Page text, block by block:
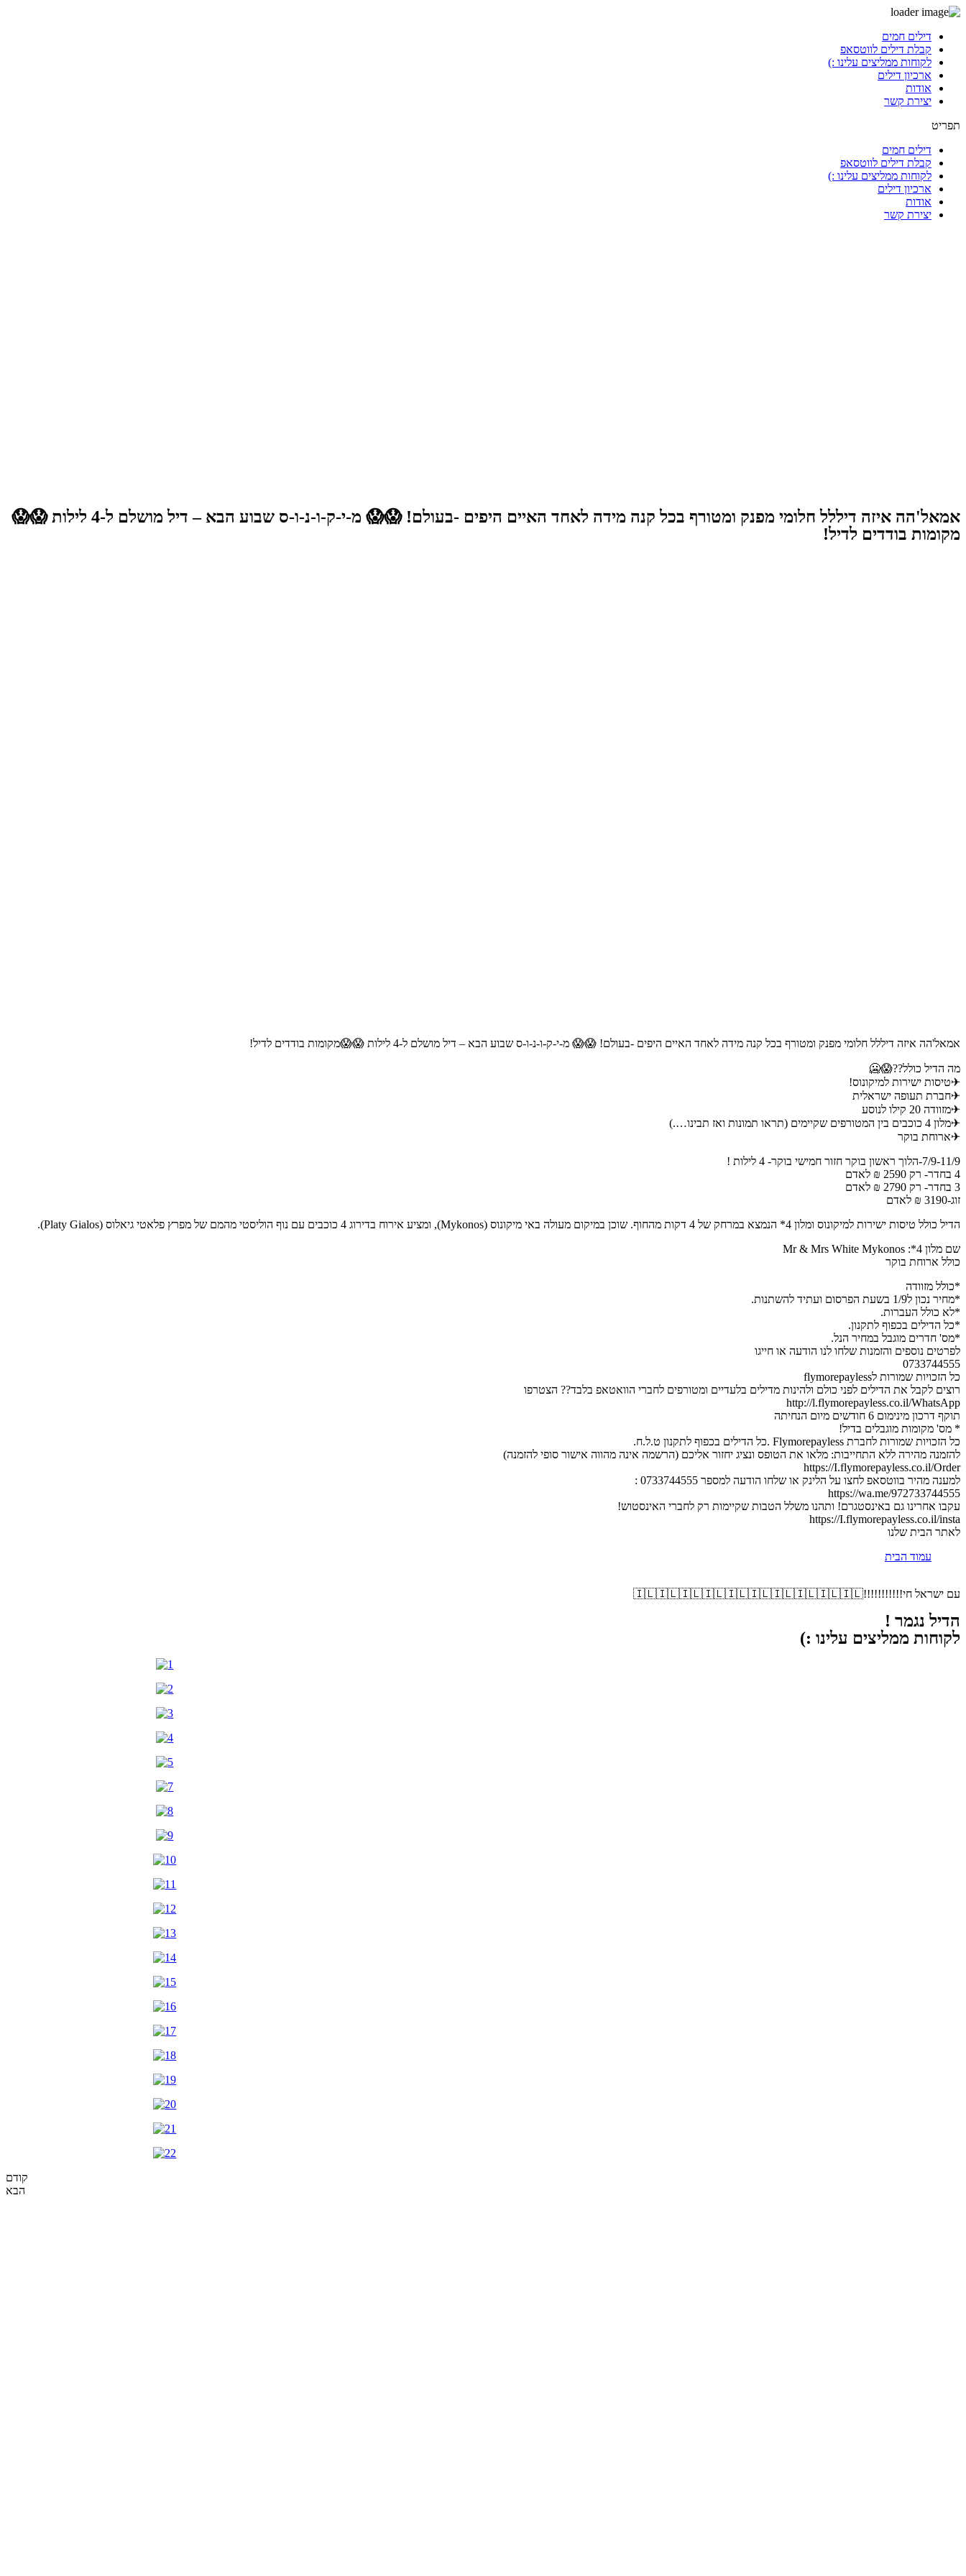
לתוכן
דילים חמים
קבלת דילים לווטסאפ
לקוחות ממליצים עלינו :)
ארכיון דילים
אודות
יצירת קשר
תפריט
דילים חמים
קבלת דילים לווטסאפ
לקוחות ממליצים עלינו :)
ארכיון דילים
אודות
יצירת קשר
אמאל'הה איזה דיללל חלומי מפנק ומטורף בכל קנה מידה לאחד האיים היפים -בעולם! 😱😱 מ-י-ק-ו-נ-ו-ס שבוע הבא – דיל מושלם ל-4 לילות 😱😱
מקומות בודדים לדיל!
אמאל'הה איזה דיללל חלומי מפנק ומטורף בכל קנה מידה לאחד האיים היפים -בעולם! 😱😱 מ-י-ק-ו-נ-ו-ס שבוע הבא – דיל מושלם ל-4 לילות 😱😱מקומות בודדים לדיל!
מה הדיל כולל??😱🥶
✈טיסות ישירות למיקונוס!
✈חברת תעופה ישראלית
✈מזוודה 20 קילו לנוסע
✈מלון 4 כוכבים בין המטורפים שקיימים (תראו תמונות ואז תבינו….)
✈ארוחת בוקר
7/9-11/9-הלוך ראשון בוקר חזור חמישי בוקר- 4 לילות !
4 בחדר- רק 2590 ₪ לאדם
3 בחדר- רק 2790 ₪ לאדם
זוג-3190 ₪ לאדם
הדיל כולל טיסות ישירות למיקונוס ומלון 4* הנמצא במרחק של 4 דקות מהחוף. שוכן במיקום מעולה באי מיקונוס (Mykonos), ומציע אירוח בדירוג 4 כוכבים עם נוף הוליסטי מהמם של מפרץ פלאטי גיאלוס (Platy Gialos).
שם מלון 4*: Mr & Mrs White Mykonos
כולל ארוחת בוקר
*כולל מזוודה
*מחיר נכון ל1/9 בשעת הפרסום ועתיד להשתנות.
*לא כולל העברות.
*כל הדילים בכפוף לתקנון.
*מס' חדרים מוגבל במחיר הנל.
לפרטים נוספים והזמנות שלחו לנו הודעה או חייגו
0733744555
כל הזכויות שמורות לflymorepayless
רוצים לקבל את הדילים לפני כולם ולהינות מדילים בלעדיים ומטורפים לחברי הוואטאפ בלבד?? הצטרפו
http://l.flymorepayless.co.il/WhatsApp
תוקף דרכון מינימום 6 חודשים מיום הנחיתה
* מס' מקומות מוגבלים בדיל!
כל הזכויות שמורות לחברת Flymorepayless .כל הדילים בכפוף לתקנון ט.ל.ח.
להזמנה מהירה ללא התחייבות: מלאו את הטופס ונציג יחזור אליכם (הרשמה אינה מהווה אישור סופי להזמנה)
https://I.flymorepayless.co.il/Order
למענה מהיר בווטסאפ לחצו על הלינק או שלחו הודעה למספר 0733744555 :
https://wa.me/972733744555
עקבו אחרינו גם באינסטגרם! ותהנו משלל הטבות שקיימות רק לחברי האינסטוש!
https://I.flymorepayless.co.il/insta
לאתר הבית שלנו
עמוד הבית
עם ישראל חי!!!!!!!!!!!🇮🇱🇮🇱🇮🇱🇮🇱🇮🇱🇮🇱🇮🇱🇮🇱🇮🇱🇮🇱
הדיל נגמר !
לקוחות ממליצים עלינו :)
קודם
הבא